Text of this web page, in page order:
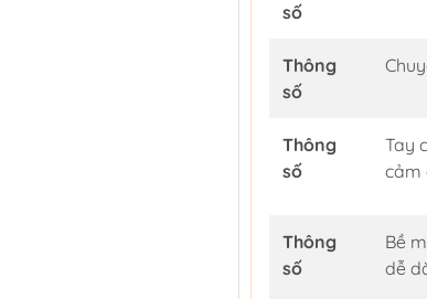
số
Thông
số
Thông
số
Tay
cảm
Thông
số
Bề
dễ